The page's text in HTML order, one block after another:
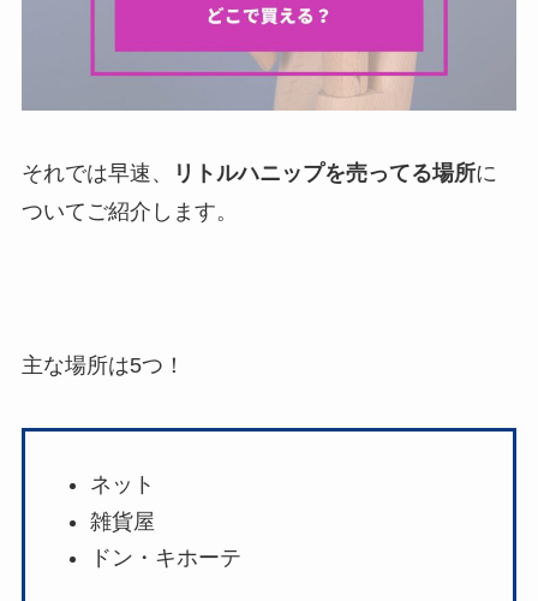
それでは早速、 リトルハニップを売ってる場所に
ついてご紹介します。
主な場所は5つ！
ネット
雑貨屋
ドン・キホーテ